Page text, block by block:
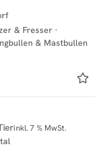
& Fresser ·
& Mastbullen
inkl. 7 % MwSt.